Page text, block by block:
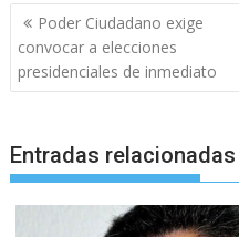
Navegación
de
entradas
Poder Ciudadano exige
convocar a elecciones
presidenciales de inmediato
Entradas relacionadas